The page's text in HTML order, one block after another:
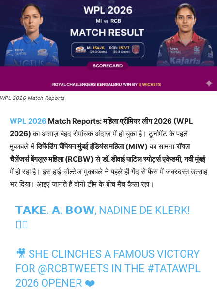
WPL 2026 Match Reports
WPL 2026 Match Reports: महिला प्रीमियर लीग 2026 (WPL
2026) का आग़ाज़ बेहद रोमांचक अंदाज़ में हो चुका है। टूर्नामेंट के पहले
मुकाबले मेंडिफेंडिंग चैंपियन मुंबई इंडियंस महिला (MIW) का सामनारॉयल
चैलेंजर्स बेंगलुरु महिला (RCBW) सेडॉ. डीवाई पाटिल स्पोर्ट्स एकेडमी, नवी मुंबई
में हो रहा है। इस हाई-वोल्टेज मुकाबले ने पहले ही गेंद से फैंस में जबरदस्त उत्साह
भर दिया। आइए जानते हैं दोनों टीम के बीच मैच कैसा रहा।
𝗧𝗔𝗞𝗘. 𝗔. 𝗕𝗢𝗪, NADINE DE KLERK!
🙇‍♀️
🎥 SHE CLINCHES A FAMOUS VICTORY
FOR @RCBTWEETS IN THE #TATAWPL
2026 OPENER ❤️